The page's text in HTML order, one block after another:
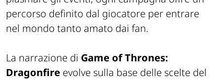
percorso definito dal giocatore per entrare
nel mondo tanto amato dai fan.
La narrazione di Game of Thrones:
Dragonfire evolve sulla base delle scelte del